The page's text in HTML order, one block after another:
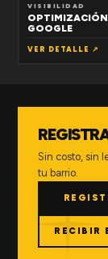
VISIBILIDAD
GOOGLE
VER DETALLE ↗
Sin costo, sin
tu barrio.
RECIBIR